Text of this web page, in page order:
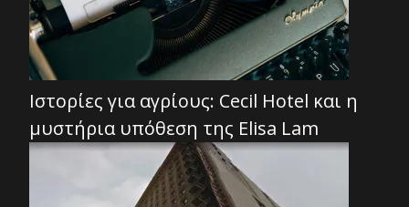
Ιστορίες για αγρίους: Cecil Hotel και η
μυστήρια υπόθεση της Elisa Lam